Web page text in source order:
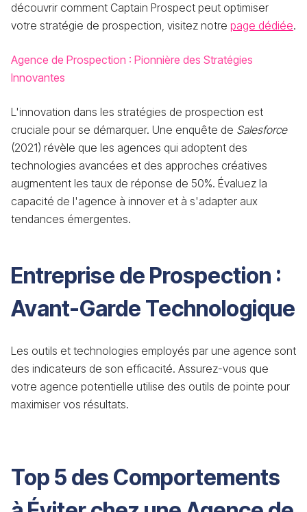
découvrir comment Captain Prospect peut optimiser
votre stratégie de prospection, visitez notre page dédiée.
Agence de Prospection : Pionnière des Stratégies
Innovantes
L'innovation dans les stratégies de prospection est
cruciale pour se démarquer. Une enquête de Salesforce
(2021) révèle que les agences qui adoptent des
technologies avancées et des approches créatives
augmentent les taux de réponse de 50%. Évaluez la
capacité de l'agence à innover et à s'adapter aux
tendances émergentes.
Entreprise de Prospection :
Avant-Garde Technologique
Les outils et technologies employés par une agence sont
des indicateurs de son efficacité. Assurez-vous que
votre agence potentielle utilise des outils de pointe pour
maximiser vos résultats.
Top 5 des Comportements